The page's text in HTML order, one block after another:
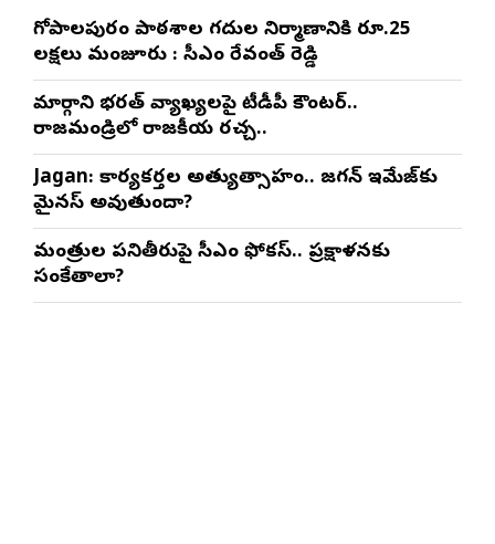
గోపాల‌పురం పాఠ‌శాల గ‌దుల నిర్మాణానికి రూ.25
ల‌క్ష‌లు మంజూరు : సీఎం రేవంత్ రెడ్డి
మార్గాని భరత్ వ్యాఖ్యలపై టీడీపీ కౌంటర్..
రాజమండ్రిలో రాజకీయ రచ్చ..
Jagan: కార్యకర్తల అత్యుత్సాహం.. జగన్ ఇమేజ్‌కు
మైనస్ అవుతుందా?
మంత్రుల పనితీరుపై సీఎం ఫోకస్.. ప్రక్షాళనకు
సంకేతాలా?